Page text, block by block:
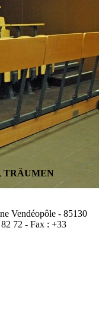
TRÄUMEN
Vendéopôle - 85130
72 - Fax : +33